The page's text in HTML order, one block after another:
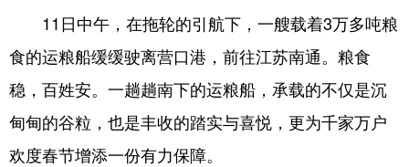
11日中午，在拖轮的引航下，一艘载着3万多吨粮
食的运粮船缓缓驶离营口港，前往江苏南通。粮食
稳，百姓安。一趟趟南下的运粮船，承载的不仅是沉
甸甸的谷粒，也是丰收的踏实与喜悦，更为千家万户
欢度春节增添一份有力保障。